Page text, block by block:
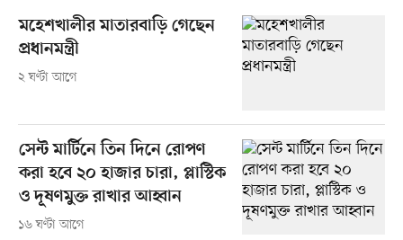
মহেশখালীর মাতারবাড়ি গেছেন
প্রধানমন্ত্রী
২ ঘণ্টা আগে
সেন্ট মার্টিনে তিন দিনে রোপণ
করা হবে ২০ হাজার চারা, প্লাস্টিক
ও দূষণমুক্ত রাখার আহ্বান
১৬ ঘণ্টা আগে